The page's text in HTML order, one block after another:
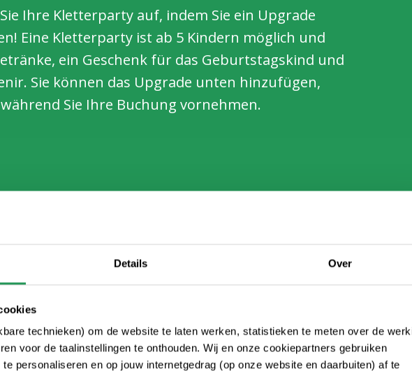
Details Over
technieken) om de website te laten werken, statistieken te meten over de
voor de taalinstellingen te onthouden. Wij en onze cookiepartners gebruiken
personaliseren en op jouw internetgedrag (op onze website en daarbuiten) af te
Ihre Kletterparty auf, indem Sie ein Upgrade
Eine Kletterparty ist ab 5 Kindern möglich und
ein Geschenk für das Geburtstagskind und
Sie können das Upgrade unten hinzufügen,
während Sie Ihre Buchung vornehmen.
Snack. Erweitern Sie Ihre Kinderparty um die Pizza-